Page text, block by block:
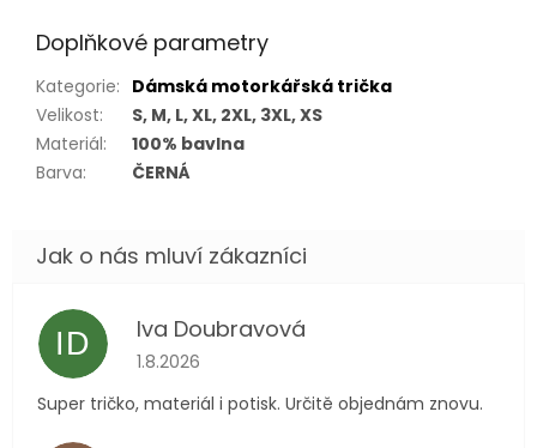
Doplňkové parametry
Kategorie: Dámská motorkářská trička
Velikost:
S, M, L, XL, 2XL, 3XL, XS
Materiál:
100% bavlna
Barva: ČERNÁ
ID Iva Doubravová
Hodnocení obchodu je 5 z 5 hvězdiček.
1.8.2026
Super tričko, materiál i potisk. Určitě objednám znovu.